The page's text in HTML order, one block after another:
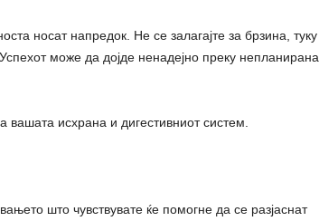
носат напредок. Не се залагајте за брзина, туку
може да дојде ненадејно преку непланирана
исхрана и дигестивниот систем.
што чувствувате ќе помогне да се разјаснат